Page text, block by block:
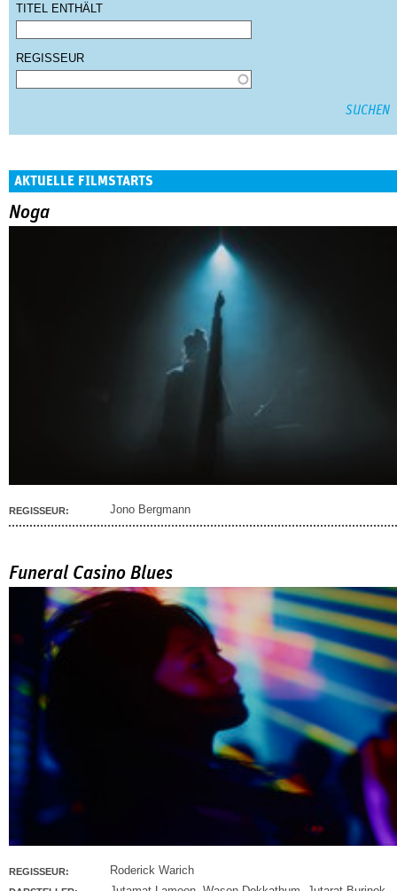
TITEL ENTHÄLT
REGISSEUR
AKTUELLE FILMSTARTS
Noga
REGISSEUR: Jono Bergmann
Funeral Casino Blues
REGISSEUR: Roderick Warich